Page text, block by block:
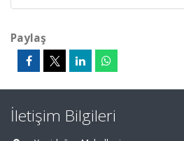
Paylaş
İletişim Bilgileri